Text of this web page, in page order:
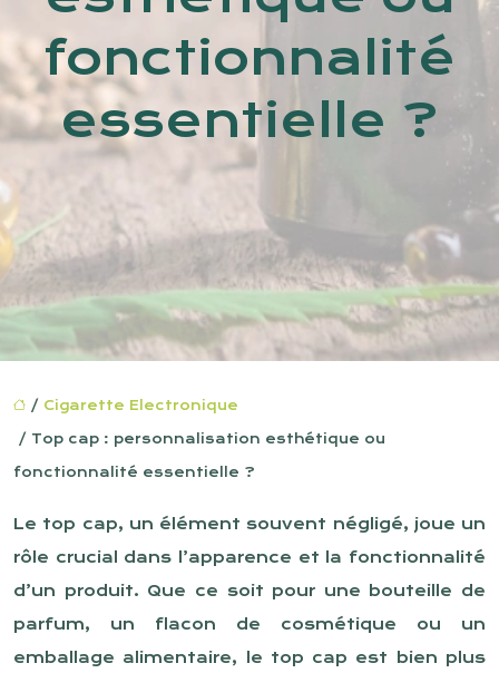
fonctionnalité
essentielle ?
/ Cigarette Electronique
/ Top cap : personnalisation esthétique ou
fonctionnalité essentielle ?
Le top cap, un élément souvent négligé, joue un
rôle crucial dans l’apparence et la fonctionnalité
d’un produit. Que ce soit pour une bouteille de
parfum, un flacon de cosmétique ou un
emballage alimentaire, le top cap est bien plus